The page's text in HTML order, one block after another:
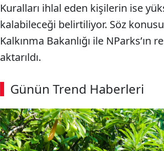
Kuralları ihlal eden kişilerin ise
kalabileceği belirtiliyor. Söz
Kalkınma Bakanlığı ile
aktarıldı.
Günün Trend Haberleri
00:03 / 08:06